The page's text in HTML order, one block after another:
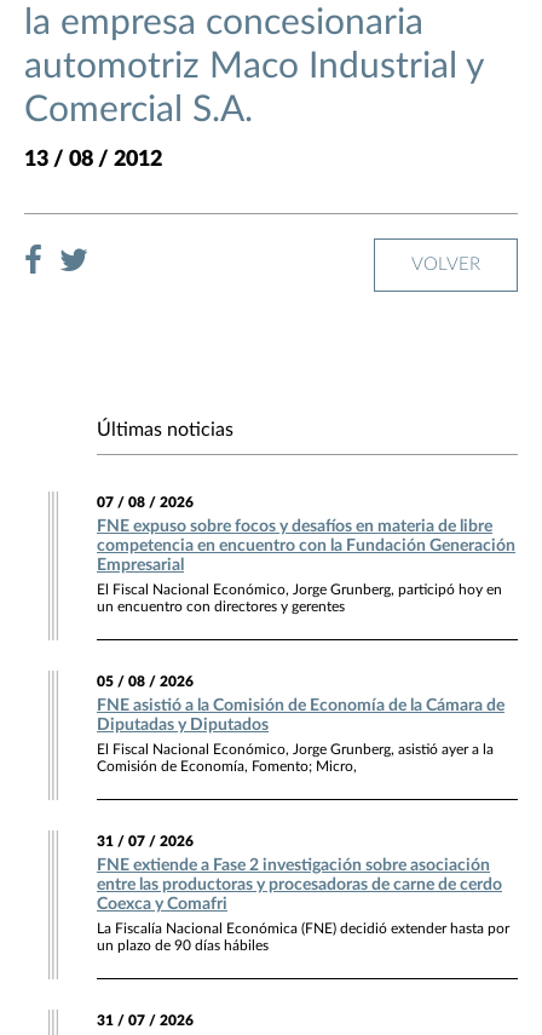
la empresa concesionaria
automotriz Maco Industrial y
Comercial S.A.
13 / 08 / 2012
VOLVER
Últimas noticias
07 / 08 / 2026
FNE expuso sobre focos y desafíos en materia de libre
competencia en encuentro con la Fundación Generación
Empresarial
El Fiscal Nacional Económico, Jorge Grunberg, participó hoy en
un encuentro con directores y gerentes
05 / 08 / 2026
FNE asistió a la Comisión de Economía de la Cámara de
Diputadas y Diputados
El Fiscal Nacional Económico, Jorge Grunberg, asistió ayer a la
Comisión de Economía, Fomento; Micro,
31 / 07 / 2026
FNE extiende a Fase 2 investigación sobre asociación
entre las productoras y procesadoras de carne de cerdo
Coexca y Comafri
La Fiscalía Nacional Económica (FNE) decidió extender hasta por
un plazo de 90 días hábiles
31 / 07 / 2026